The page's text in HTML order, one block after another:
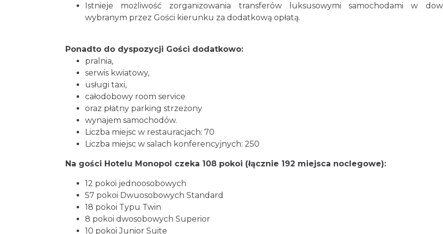
Istnieje możliwość zorganizowania transferów luksusowymi samochodami w
wybranym przez Gości kierunku za dodatkową opłatą.
Ponadto do dyspozycji Gości dodatkowo:
pralnia,
serwis kwiatowy,
usługi taxi,
całodobowy room service
oraz płatny parking strzeżony
wynajem samochodów.
Liczba miejsc w restauracjach: 70
Liczba miejsc w salach konferencyjnych: 250
Na gości Hotelu Monopol czeka 108 pokoi (łącznie 192 miejsca noclegowe):
12 pokoi jednoosobowych
57 pokoi Dwuosobowych Standard
18 pokoi Typu Twin
8 pokoi dwosobowych Superior
10 pokoi Junior Suite